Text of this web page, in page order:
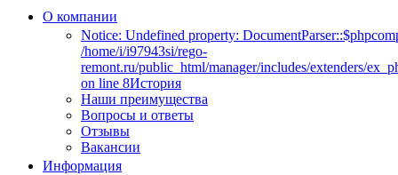
О компании
Notice: Undefined property:
/home/i/i97943si/rego-
remont.ru/public_html/manager/includes/extenders/
on line 8История
Наши преимущества
Вопросы и ответы
Отзывы
Вакансии
Информация